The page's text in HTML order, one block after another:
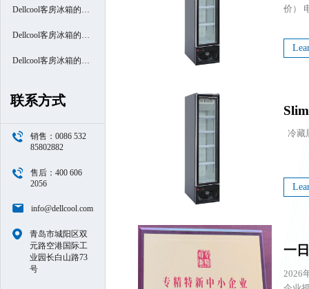
计与用品博览会
Dellcool客房冰箱的高
端酒店之旅- 厦门南洋
万怡酒店
Dellcool客房冰箱的高
端酒店之旅- 西安高新
Dellcool客房冰箱的高
联系方式
销售：0086 532
85802882
售后：400 606
2056
info@dellcool.com
青岛市城阳区双
元路空港国际工
业园长白山路73
号
一
2026